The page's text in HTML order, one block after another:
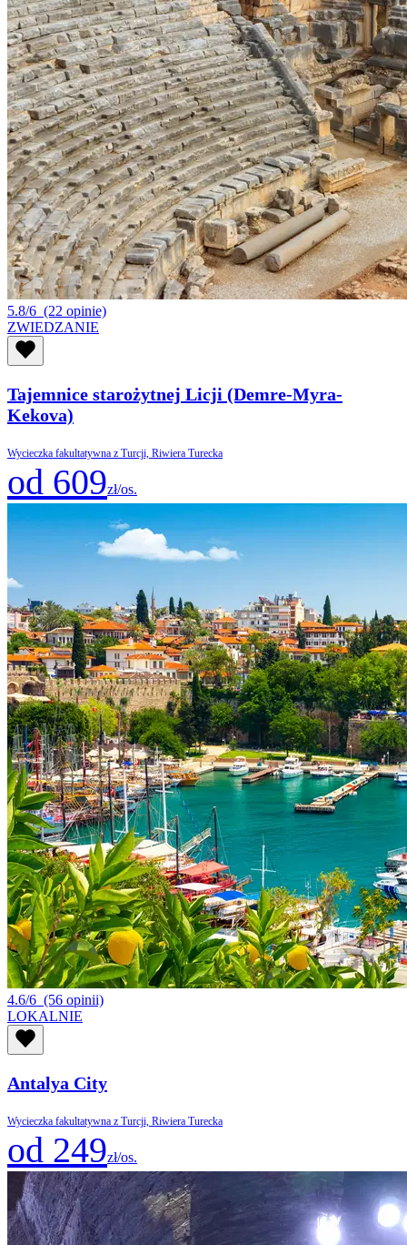
5.8/6 (22 opinie)
ZWIEDZANIE
Tajemnice starożytnej Licji (Demre-Myra-
Kekova)
Wycieczka fakultatywna z Turcji, Riwiera Turecka
od 609zł/os.
4.6/6 (56 opinii)
LOKALNIE
Antalya City
Wycieczka fakultatywna z Turcji, Riwiera Turecka
od 249zł/os.